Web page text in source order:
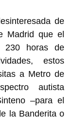
de
Madrid que el
230 horas de
estos
a Metro de
autista
–para el
la Banderita o